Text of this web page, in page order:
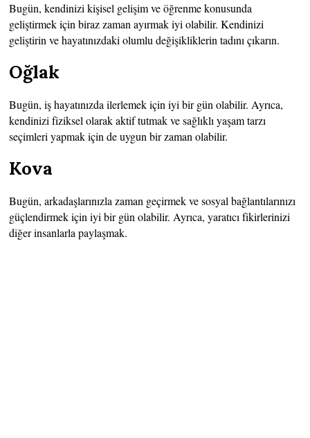
Bugün, kendinizi kişisel gelişim ve öğrenme konusunda
geliştirmek için biraz zaman ayırmak iyi olabilir. Kendinizi
geliştirin ve hayatınızdaki olumlu değişikliklerin tadını çıkarın.
Oğlak
Bugün, iş hayatınızda ilerlemek için iyi bir gün olabilir. Ayrıca,
kendinizi fiziksel olarak aktif tutmak ve sağlıklı yaşam tarzı
seçimleri yapmak için de uygun bir zaman olabilir.
Kova
Bugün, arkadaşlarınızla zaman geçirmek ve sosyal bağlantılarınızı
güçlendirmek için iyi bir gün olabilir. Ayrıca, yaratıcı fikirlerinizi
diğer insanlarla paylaşmak.